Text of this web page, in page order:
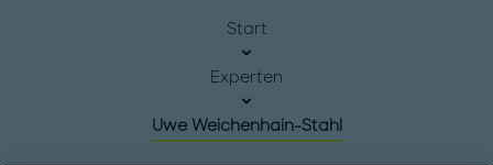
Start
Experten
Uwe Weichenhain-Stahl